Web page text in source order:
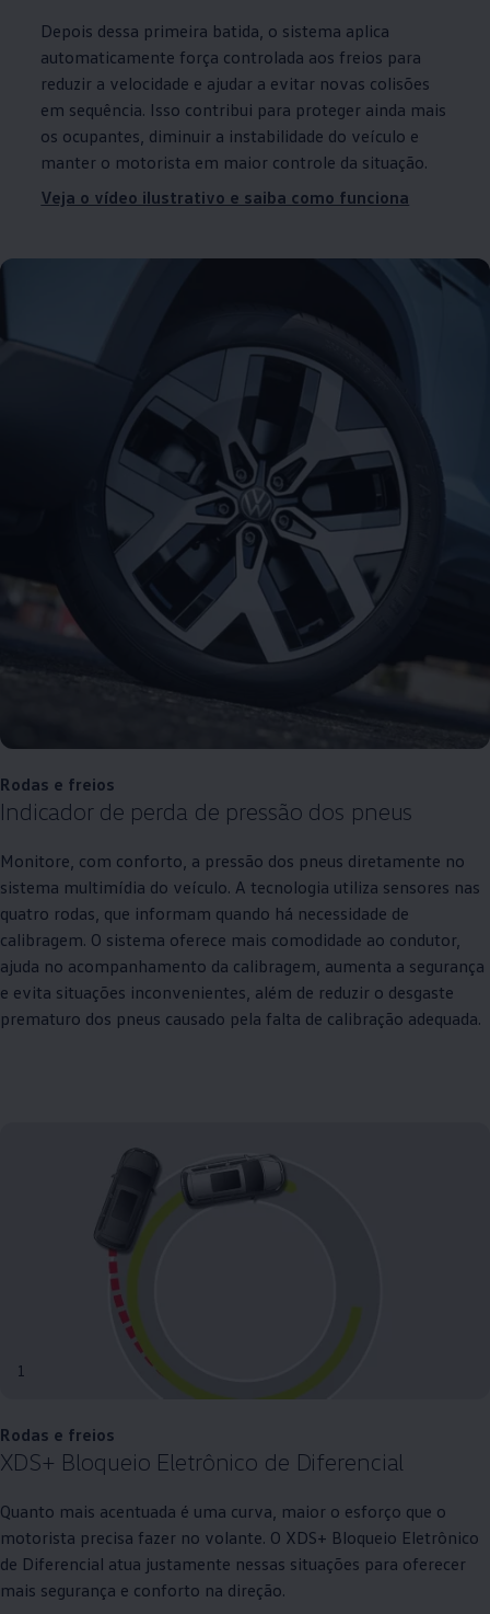
Depois dessa primeira batida, o sistema aplica
automaticamente força controlada aos freios para
reduzir a velocidade e ajudar a evitar novas colisões
em sequência. Isso contribui para proteger ainda mais
os ocupantes, diminuir a instabilidade do veículo e
manter o motorista em maior controle da situação.
Veja o vídeo ilustrativo e saiba como funciona
Rodas e freios
Indicador de perda de pressão dos pneus
Monitore, com conforto, a pressão dos pneus diretamente no
sistema multimídia do veículo. A tecnologia utiliza sensores nas
quatro rodas, que informam quando há necessidade de
calibragem. O sistema oferece mais comodidade ao condutor,
ajuda no acompanhamento da calibragem, aumenta a segurança
e evita situações inconvenientes, além de reduzir o desgaste
prematuro dos pneus causado pela falta de calibração adequada.
1
Rodas e freios
XDS+ Bloqueio Eletrônico de Diferencial
Quanto mais acentuada é uma curva, maior o esforço que o
motorista precisa fazer no volante. O XDS+ Bloqueio Eletrônico
de Diferencial atua justamente nessas situações para oferecer
mais segurança e conforto na direção.